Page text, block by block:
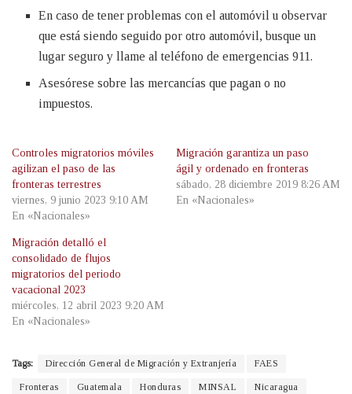
En caso de tener problemas con el automóvil u observar
que está siendo seguido por otro automóvil, busque un
lugar seguro y llame al teléfono de emergencias 911.
Asesórese sobre las mercancías que pagan o no
impuestos.
Controles migratorios móviles
agilizan el paso de las
fronteras terrestres
viernes, 9 junio 2023 9:10 AM
En «Nacionales»
Migración garantiza un paso
ágil y ordenado en fronteras
sábado, 28 diciembre 2019 8:26 AM
En «Nacionales»
Migración detalló el
consolidado de flujos
migratorios del periodo
vacacional 2023
miércoles, 12 abril 2023 9:20 AM
En «Nacionales»
Tags: Dirección General de Migración y Extranjería FAES
Fronteras Guatemala Honduras MINSAL Nicaragua